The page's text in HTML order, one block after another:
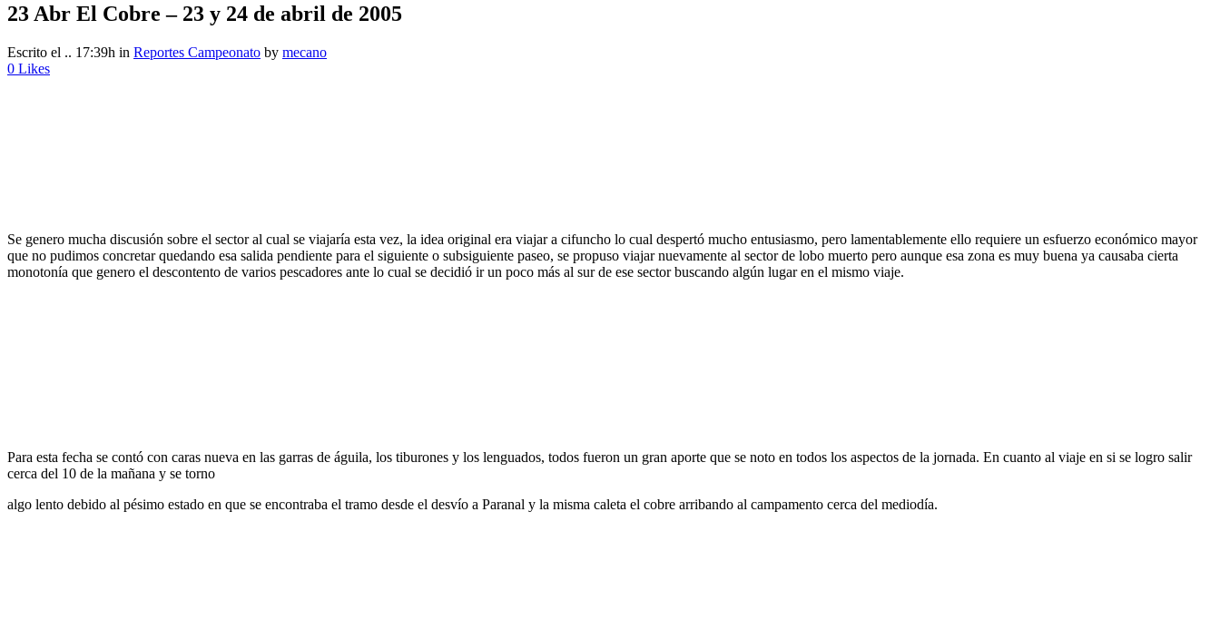
23 Abr El Cobre – 23 y 24 de abril de 2005
Escrito el .. 17:39h in Reportes Campeonato by mecano
0 Likes
Se genero mucha discusión sobre el sector al cual se viajaría esta vez, la idea original era viajar a cifuncho lo cual despertó mucho entusiasmo, pero lamentablemente ello requiere un esfuerzo económico mayor
que no pudimos concretar quedando esa salida pendiente para el siguiente o subsiguiente paseo, se propuso viajar nuevamente al sector de lobo muerto pero aunque esa zona es muy buena ya causaba cierta
monotonía que genero el descontento de varios pescadores ante lo cual se decidió ir un poco más al sur de ese sector buscando algún lugar en el mismo viaje.
Para esta fecha se contó con caras nueva en las garras de águila, los tiburones y los lenguados, todos fueron un gran aporte que se noto en todos los aspectos de la jornada. En cuanto al viaje en si se logro salir
cerca del 10 de la mañana y se torno
algo lento debido al pésimo estado en que se encontraba el tramo desde el desvío a Paranal y la misma caleta el cobre arribando al campamento cerca del mediodía.